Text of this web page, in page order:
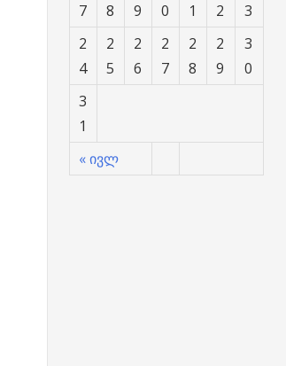
« ივლ
7
8
9
0
1
2
3
2
4
2
5
2
6
2
7
2
8
2
9
3
0
3
1